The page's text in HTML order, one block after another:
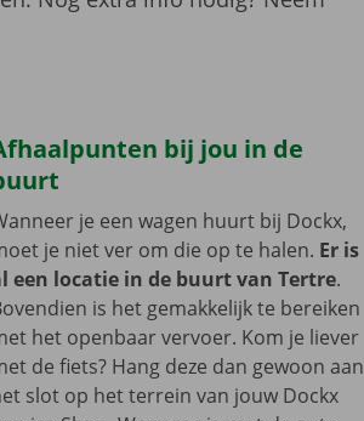
bij jou in de
je een wagen huurt bij Dockx,
je niet ver om die op te halen. Er is
een locatie in de buurt van Tertre.
is het gemakkelijk te bereiken
het openbaar vervoer. Kom je liever
de fiets? Hang deze dan gewoon aan
slot op het terrein van jouw Dockx